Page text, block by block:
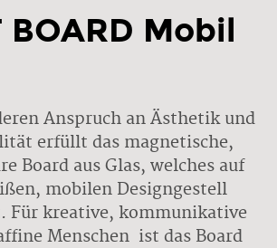
BOARD Mobil
Anspruch an Ästhetik und
erfüllt das magnetische,
Board aus Glas, welches auf
mobilen Designgestell
Für kreative, kommunikative
Menschen ist das Board